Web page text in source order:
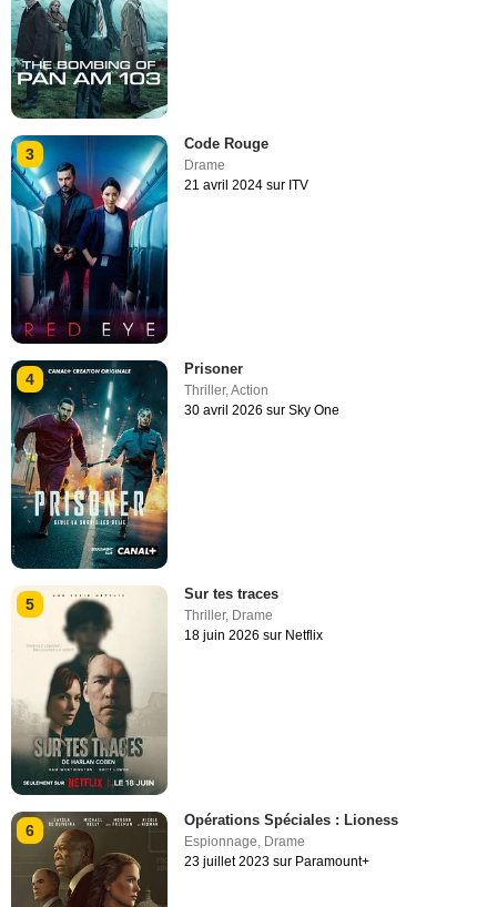
3
Code Rouge
Drame
21 avril 2024 sur ITV
4
Prisoner
Thriller,Action
30 avril 2026 sur Sky One
5
Sur tes traces
Thriller, Drame
18 juin 2026 sur Netflix
6
Opérations Spéciales : Lioness
Espionnage Drame
23 juillet 2023 sur Paramount+